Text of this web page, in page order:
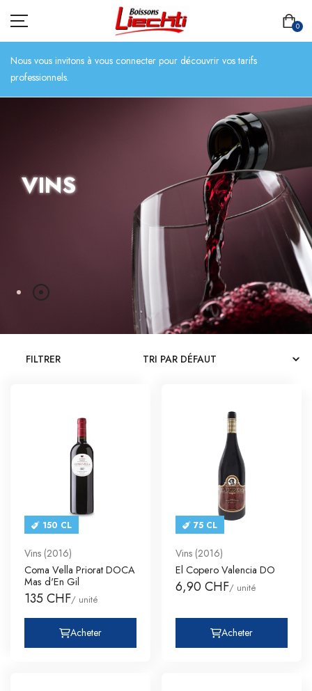
0
BIÈRES
BOISSONS SANS ALCOOL
CATALOGUES
CONTACT
Nous vous invitons à vous connecter pour découvrir vos tarifs
professionnels.
VINS
FILTRER
150 CL
Vins (2016)
Coma Vella Priorat DOCA
Mas d'En Gil
135 CHF/ unité
Acheter
75 CL
Vins (2016)
El Copero Valencia DO
6,90 CHF/ unité
Acheter